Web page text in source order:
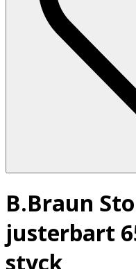
B.Braun
justerbart
styck